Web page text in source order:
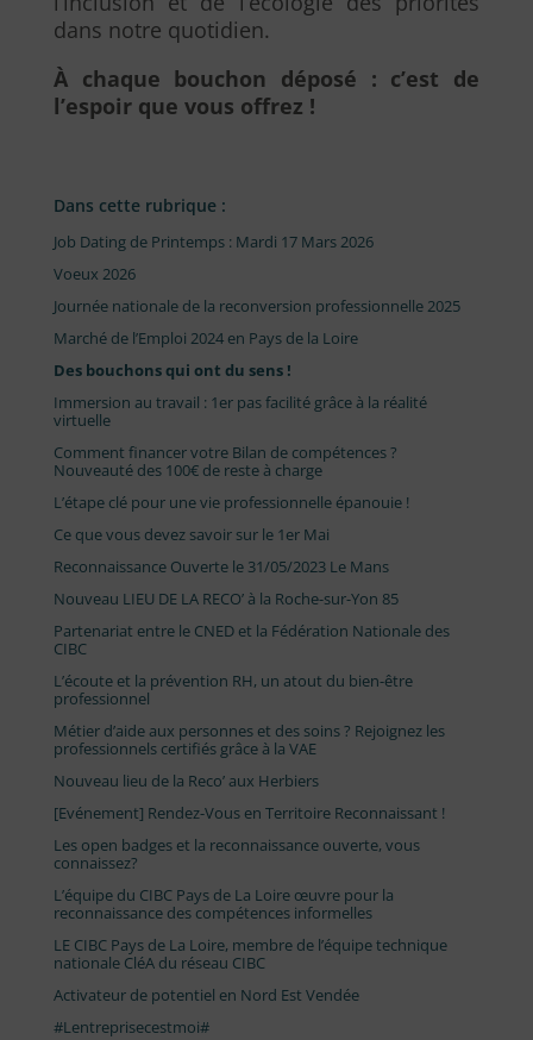
dans notre quotidien.
À chaque bouchon déposé : c’est de
l’espoir que vous offrez !
Dans cette rubrique :
Job Dating de Printemps : Mardi 17 Mars 2026
Voeux 2026
Journée nationale de la reconversion professionnelle 2025
Marché de l’Emploi 2024 en Pays de la Loire
Des bouchons qui ont du sens !
Immersion au travail : 1er pas facilité grâce à la réalité
virtuelle
Comment financer votre Bilan de compétences ?
Nouveauté des 100€ de reste à charge
L’étape clé pour une vie professionnelle épanouie !
Ce que vous devez savoir sur le 1er Mai
Reconnaissance Ouverte le 31/05/2023 Le Mans
Nouveau LIEU DE LA RECO’ à la Roche-sur-Yon 85
Partenariat entre le CNED et la Fédération Nationale des
CIBC
L’écoute et la prévention RH, un atout du bien-être
professionnel
Métier d’aide aux personnes et des soins ? Rejoignez les
professionnels certifiés grâce à la VAE
Nouveau lieu de la Reco’ aux Herbiers
[Evénement] Rendez-Vous en Territoire Reconnaissant !
Les open badges et la reconnaissance ouverte, vous
connaissez?
L’équipe du CIBC Pays de La Loire œuvre pour la
reconnaissance des compétences informelles
LE CIBC Pays de La Loire, membre de l’équipe technique
nationale CléA du réseau CIBC
Activateur de potentiel en Nord Est Vendée
#Lentreprisecestmoi#